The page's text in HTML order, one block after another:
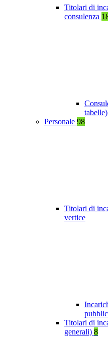
Titolari di
consulenza
tabelle)
Personale 98
Titolari di
vertice
Titolari di
generali) 8